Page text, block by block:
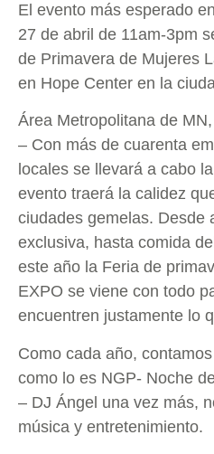
El evento más esperado
27 de abril de 11am-3pm
de Primavera de Mujeres
en Hope Center en la
Área Metropolitana de
– Con más de cuarenta
locales se llevará a cabo
evento traerá la calidez
ciudades gemelas. Desde
exclusiva, hasta comida
este año la Feria de
EXPO se viene con todo
encuentren justamente lo
Como cada año,
como lo es NGP- Noche
– DJ Ángel una vez más,
música y entretenimiento.